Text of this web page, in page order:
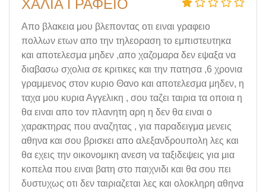
ΧΑΛΙΑ ΓΡΑΦΕΙΟ
Απο βλακεια μου βλεποντας οτι ειναι γραφειο
πολλων ετων απο την τηλεοραση το εμπιστευτηκα
και αποτελεσμα μηδεν ,απο χαζομαρα δεν εψαξα να
διαβασω σχολια σε κριτικες και την πατησα ,6 χρονια
γραμμενος στον κυριο Θανο και αποτελεσμα μηδεν, η
ταχα μου κυρια Αγγελικη , σου ταζει ταιρια τα οποια η
θα ειναι απο τον πλανητη αρη η δεν θα ειναι ο
χαρακτηρας που αναζητας , για παραδειγμα μενεις
αθηνα και σου βρισκει απο αλεξανδρουπολη λες και
θα εχεις την οικονομικη ανεση να ταξιδεψεις για μια
κοπελα που ειναι βατη στο παιχνιδι και θα σου πει
δυστυχως οτι δεν ταιριαζεται λες και ολοκληρη αθηνα